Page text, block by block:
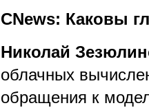
CNews: Каковы
Николай
облачных
обращения к